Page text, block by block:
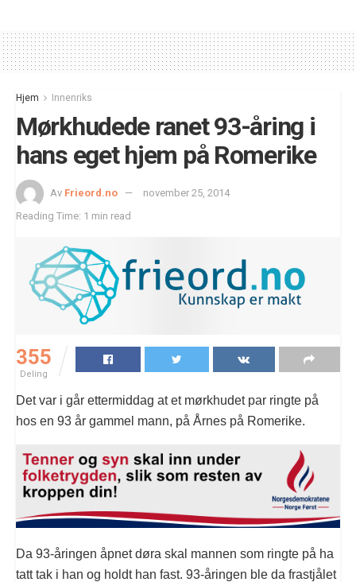
Hjem Innenriks
Mørkhudede ranet 93-åring i
hans eget hjem på Romerike
Av Frieord.no
november 25, 2014
Reading Time: 1 min read
355
Deling
Det var i går ettermiddag at et mørkhudet par ringte på
hos en 93 år gammel mann, på Årnes på Romerike.
Da 93-åringen åpnet døra skal mannen som ringte på ha
tatt tak i han og holdt han fast. 93-åringen ble da frastjålet